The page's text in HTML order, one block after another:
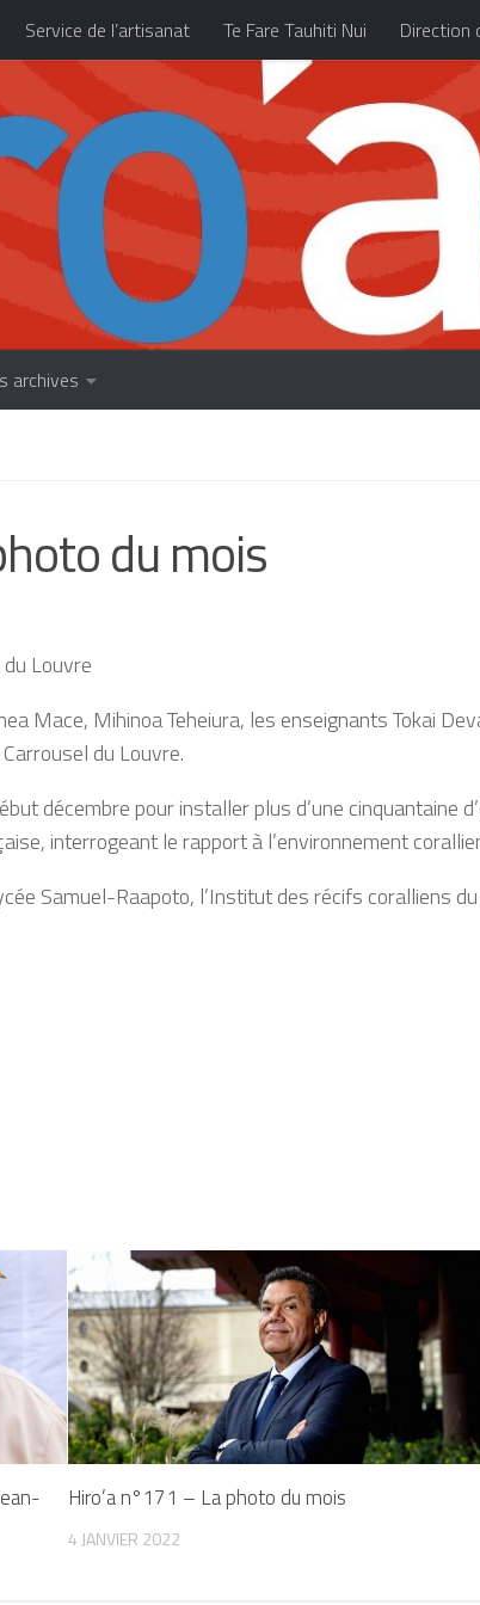
Service de l’artisanat Te Fare Tauhiti Nui Direction
Les archives À propos Accueil
archives
du mois
Louvre
Mace, Mihinoa Teheiura, les enseignants Tokai
du Louvre.
décembre pour installer plus d’une
interrogeant le rapport à l’environnement
Samuel-Raapoto, l’Institut des récifs coralliens
Hiro’a n°171 – La photo du mois
4 JANVIER 2022